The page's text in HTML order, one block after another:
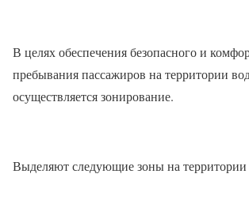
️В целях обеспечения безопасного и
пребывания пассажиров на территории
осуществляется зонирование.
️Выделяют следующие зоны на территории